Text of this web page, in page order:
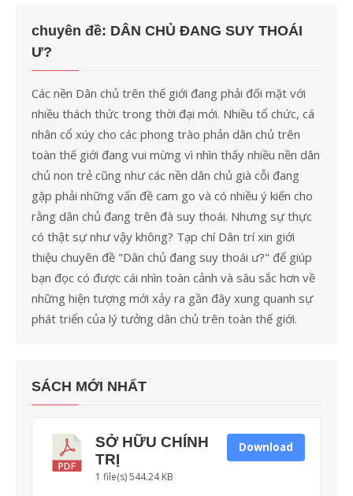
chuyên đề: DÂN CHỦ ĐANG SUY THOÁI
Ư?
Các nền Dân chủ trên thế giới đang phải đối mặt với
nhiều thách thức trong thời đại mới. Nhiều tổ chức, cá
nhân cổ xúy cho các phong trào phản dân chủ trên
toàn thế giới đang vui mừng vì nhìn thấy nhiều nền dân
chủ non trẻ cũng như các nền dân chủ già cỗi đang
gặp phải những vấn đề cam go và có nhiều ý kiến cho
rằng dân chủ đang trên đà suy thoái. Nhưng sự thực
có thật sự như vậy không? Tạp chí Dân trí xin giới
thiệu chuyên đề "Dân chủ đang suy thoái ư?" để giúp
bạn đọc có được cái nhìn toàn cảnh và sâu sắc hơn về
những hiện tượng mới xảy ra gần đây xung quanh sự
phát triển của lý tưởng dân chủ trên toàn thế giới.
SÁCH MỚI NHẤT
SỞ HỮU CHÍNH
TRỊ
1 file(s)544.24 KB
Download